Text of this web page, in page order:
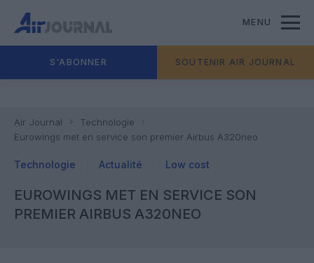
MENU
S'ABONNER SOUTENIR AIR JOURNAL
Air Journal
Technologie
Eurowings met en service son premier Airbus A320neo
Technologie Actualité Low cost
EUROWINGS MET EN SERVICE SON
PREMIER AIRBUS A320NEO